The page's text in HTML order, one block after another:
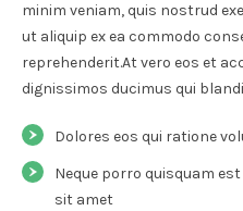
minim veniam, quis nostrud
ut aliquip ex ea commodo
reprehenderit.At vero eos et
dignissimos ducimus qui
Dolores eos qui ratione
Neque porro quisquam
sit amet